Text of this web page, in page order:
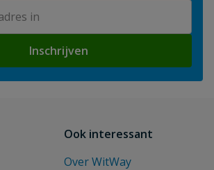
Inschrijven
Ook interessant
Over WitWay